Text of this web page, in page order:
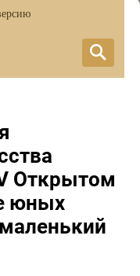
Открытом
юных